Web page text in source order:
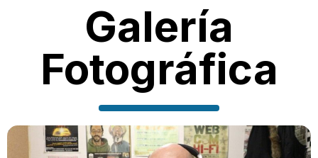
Galería
Fotográfica